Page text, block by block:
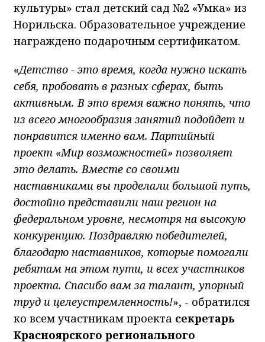
культуры» стал детский сад №2 «Умка» из
Норильска. Образовательное учреждение
награждено подарочным сертификатом.
«Детство - это время, когда нужно искать
себя, пробовать в разных сферах, быть
активным. В это время важно понять, что
из всего многообразия занятий подойдет и
понравится именно вам. Партийный
проект «Мир возможностей» позволяет
это делать. Вместе со своими
наставниками вы проделали большой путь,
достойно представили наш регион на
федеральном уровне, несмотря на высокую
конкуренцию. Поздравляю победителей,
благодарю наставников, которые помогали
ребятам на этом пути, и всех участников
проекта. Спасибо вам за талант, упорный
труд и целеустремленность!», - обратился
ко всем участникам проекта секретарь
Красноярского регионального